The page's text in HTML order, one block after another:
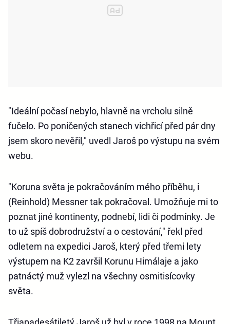
"Ideální počasí nebylo, hlavně na vrcholu silně
fučelo. Po poničených stanech vichřicí před pár dny
jsem skoro nevěřil," uvedl Jaroš po výstupu na svém
webu.
"Koruna světa je pokračováním mého příběhu, i
(Reinhold) Messner tak pokračoval. Umožňuje mi to
poznat jiné kontinenty, podnebí, lidi či podmínky. Je
to už spíš dobrodružství a o cestování," řekl před
odletem na expedici Jaroš, který před třemi lety
výstupem na K2 završil Korunu Himálaje a jako
patnáctý muž vylezl na všechny osmitisícovky
světa.